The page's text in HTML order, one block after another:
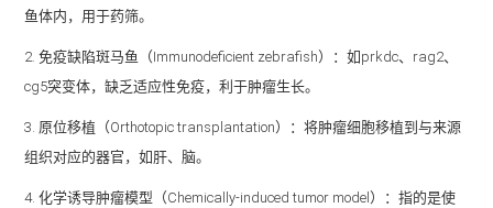
鱼体内，用于药筛。
2. 免疫缺陷斑马鱼（Immunodeficient zebrafish）：如prkdc、rag2、
cg5突变体，缺乏适应性免疫，利于肿瘤生长。
3. 原位移植（Orthotopic transplantation）：将肿瘤细胞移植到与来源
组织对应的器官，如肝、脑。
4. 化学诱导肿瘤模型（Chemically-induced tumor model）：指的是使